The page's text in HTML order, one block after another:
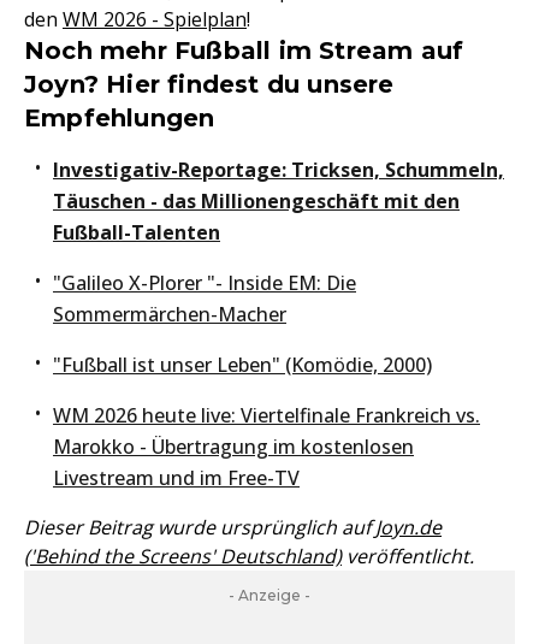
den WM 2026 - Spielplan!
Noch mehr Fußball im Stream auf
Joyn? Hier findest du unsere
Empfehlungen
Investigativ-Reportage: Tricksen, Schummeln,
Täuschen - das Millionengeschäft mit den
Fußball-Talenten
"Galileo X-Plorer "- Inside EM: Die
Sommermärchen-Macher
"Fußball ist unser Leben" (Komödie, 2000)
WM 2026 heute live: Viertelfinale Frankreich vs.
Marokko - Übertragung im kostenlosen
Livestream und im Free-TV
Dieser Beitrag wurde ursprünglich aufJoyn.de
('Behind the Screens' Deutschland)veröffentlicht.
- Anzeige -